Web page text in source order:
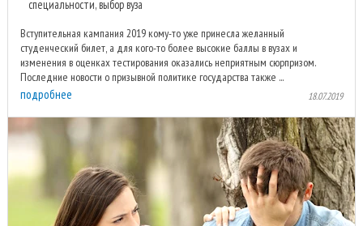
специальности, выбор вуза
Вступительная кампания 2019 кому-то уже принесла желанный
студенческий билет, а для кого-то более высокие баллы в вузах и
изменения в оценках тестирования оказались неприятным сюрпризом.
Последние новости о призывной политике государства также ...
подробнее 18.07.2019